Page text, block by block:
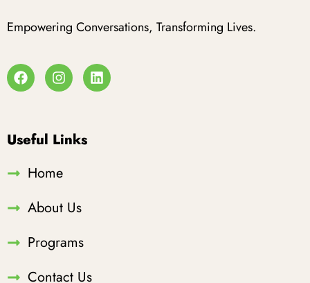
Empowering Conversations, Transforming Lives.
Useful Links
Home
About Us
Programs
Contact Us